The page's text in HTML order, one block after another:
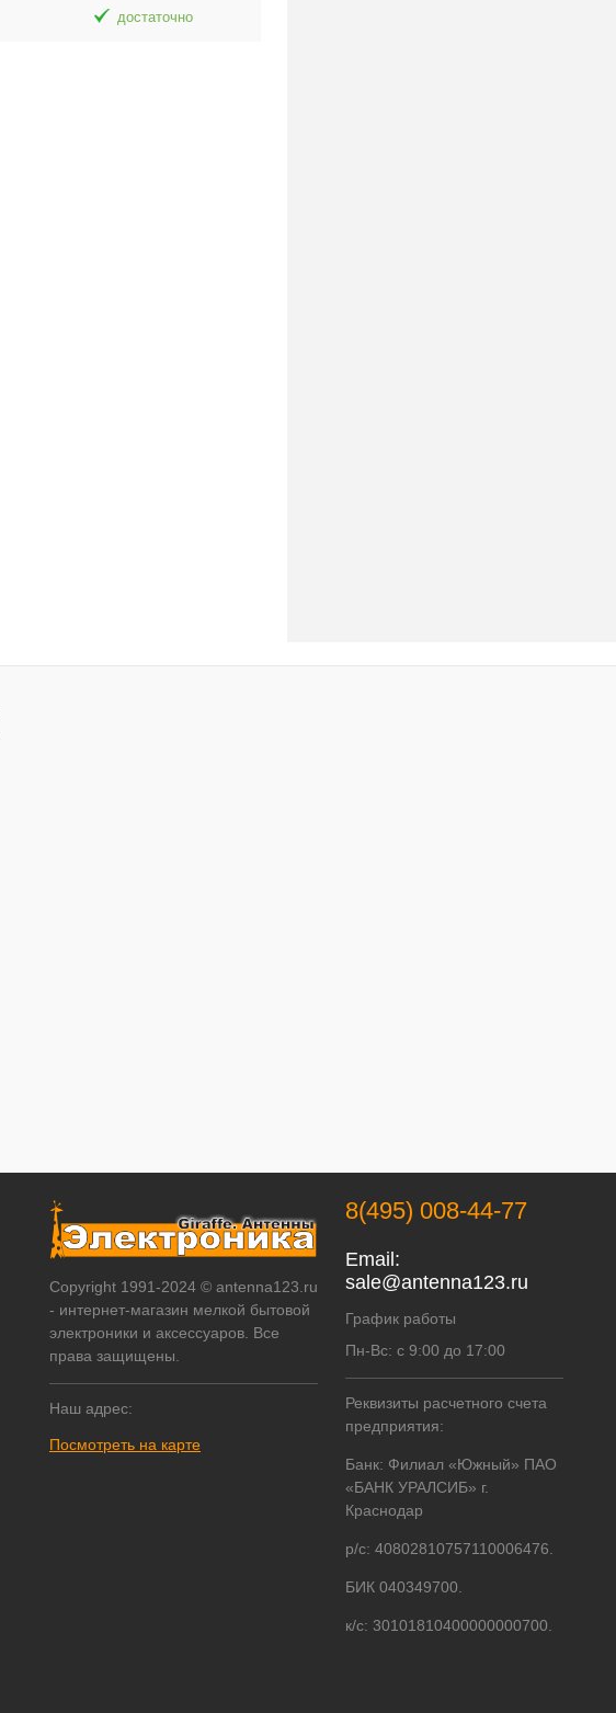
достаточно
Copyright 1991-2024 © antenna123.ru
- интернет-магазин мелкой бытовой
электроники и аксессуаров. Все
права защищены.
Наш адрес:
Посмотреть на карте
8(495) 008-44-77
Email:
sale@antenna123.ru
График работы
Пн-Вс: с 9:00 до 17:00
Реквизиты расчетного счета
предприятия:
Банк: Филиал «Южный» ПАО
«БАНК УРАЛСИБ» г.
Краснодар
р/с: 40802810757110006476.
БИК 040349700.
к/с: 30101810400000000700.